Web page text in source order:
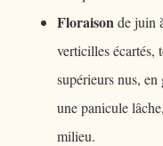
Floraisonde juin
verticilles écartés,
supérieurs nus,
une panicule
milieu.